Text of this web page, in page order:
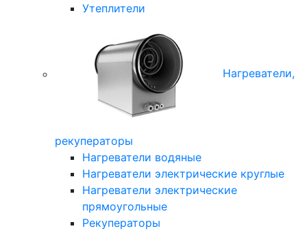
Утеплители
Нагреватели,
рекуператоры
Нагреватели водяные
Нагреватели электрические круглые
Нагреватели электрические
прямоугольные
Рекуператоры